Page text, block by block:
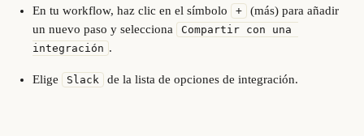
En tu workflow, haz clic en el símbolo +
(más) para añadir
un nuevo paso y selecciona
Compartir con una
integración .
Elige Slack de la lista de opciones de integración.